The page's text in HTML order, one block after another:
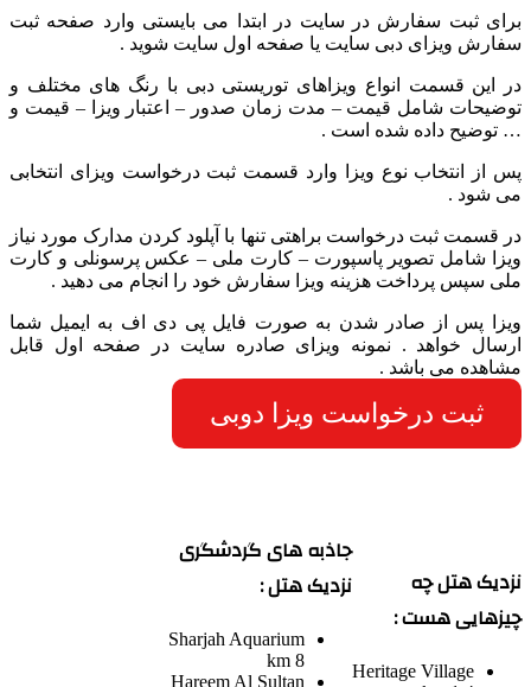
برای ثبت سفارش در سایت در ابتدا می بایستی وارد صفحه ثبت
سفارش ویزای دبی سایت یا صفحه اول سایت شوید .
در این قسمت انواع ویزاهای توریستی دبی با رنگ های مختلف و
توضیحات شامل قیمت – مدت زمان صدور – اعتبار ویزا – قیمت و
… توضیح داده شده است .
پس از انتخاب نوع ویزا وارد قسمت ثبت درخواست ویزای انتخابی
می شود .
در قسمت ثبت درخواست براهتی تنها با آپلود کردن مدارک مورد نیاز
ویزا شامل تصویر پاسپورت – کارت ملی – عکس پرسونلی و کارت
ملی سپس پرداخت هزینه ویزا سفارش خود را انجام می دهید .
ویزا پس از صادر شدن به صورت فایل پی دی اف به ایمیل شما
ارسال خواهد . نمونه ویزای صادره سایت در صفحه اول قابل
مشاهده می باشد .
ثبت درخواست ویزا دوبی
نزدیک هتل چه
چیزهایی هست :
Heritage Village
جاذبه های گردشگری
نزدیک هتل :
Sharjah Aquarium
8 km
Hareem Al Sultan